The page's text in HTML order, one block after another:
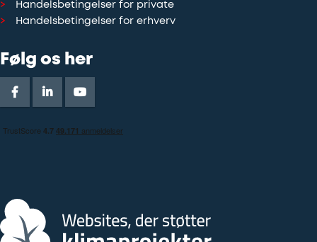
Handelsbetingelser for private
Handelsbetingelser for erhverv
Følg os her